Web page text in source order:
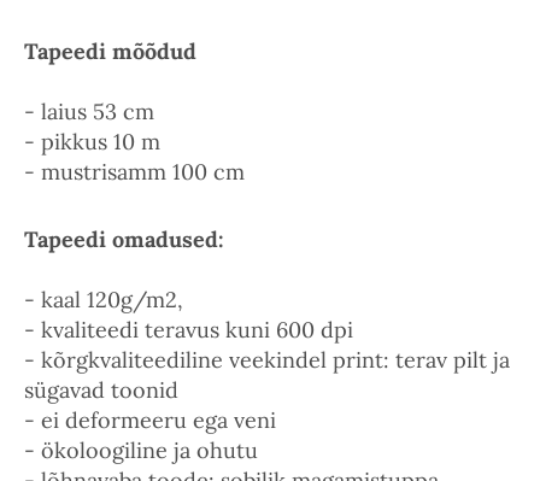
Tapeedi mõõdud
- laius 53 cm
- pikkus 10 m
- mustrisamm 100 cm
Tapeedi omadused:
- kaal 120g/m2,
- kvaliteedi teravus kuni 600 dpi
- kõrgkvaliteediline veekindel print: terav pilt ja
sügavad toonid
- ei deformeeru ega veni
- ökoloogiline ja ohutu